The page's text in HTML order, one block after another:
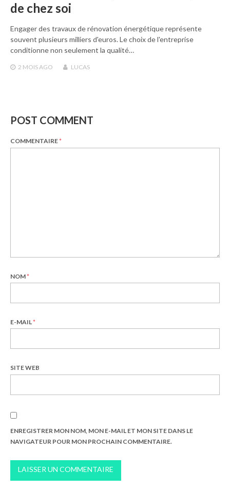
de chez soi
Engager des travaux de rénovation énergétique représente
souvent plusieurs milliers d'euros. Le choix de l'entreprise
conditionne non seulement la qualité…
2 MOISAGO LUCAS
POST COMMENT
COMMENTAIRE*
NOM*
E-MAIL*
SITE WEB
ENREGISTRER MON NOM, MON E-MAIL ET MON SITE DANS LE
NAVIGATEUR POUR MON PROCHAIN COMMENTAIRE.